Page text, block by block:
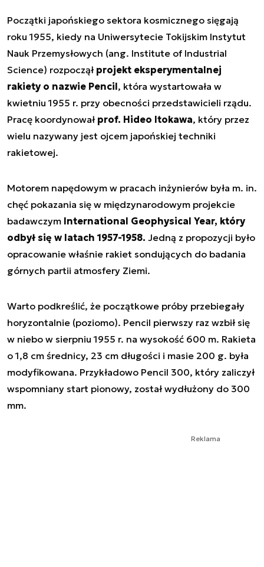
Początki japońskiego sektora kosmicznego sięgają
roku 1955, kiedy na Uniwersytecie Tokijskim Instytut
Nauk Przemysłowych (ang. Institute of Industrial
Science) rozpoczął projekt eksperymentalnej
rakiety o nazwie Pencil, która wystartowała w
kwietniu 1955 r. przy obecności przedstawicieli rządu.
Pracę koordynował prof. Hideo Itokawa, który przez
wielu nazywany jest ojcem japońskiej techniki
rakietowej.
Motorem napędowym w pracach inżynierów była m. in.
chęć pokazania się w międzynarodowym projekcie
badawczym International Geophysical Year, który
odbył się w latach 1957-1958. Jedną z propozycji było
opracowanie właśnie rakiet sondujących do badania
górnych partii atmosfery Ziemi.
Warto podkreślić, że początkowe próby przebiegały
horyzontalnie (poziomo). Pencil pierwszy raz wzbił się
w niebo w sierpniu 1955 r. na wysokość 600 m. Rakieta
o 1,8 cm średnicy, 23 cm długości i masie 200 g. była
modyfikowana. Przykładowo Pencil 300, który zaliczył
wspomniany start pionowy, został wydłużony do 300
mm.
Reklama